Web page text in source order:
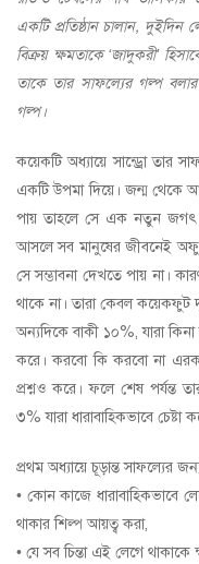
একটি প্রতিষ্ঠান চালান, দুইদিন
বিক্রয় ক্ষমতাকে ‘জাদুকরী’
তাকে তার সাফল্যের গল্প
গল্প।
কয়েকটি অধ্যায়ে সান্ড্রো তার
একটি উপমা দিয়ে। জন্ম থেকে
পায় তাহলে সে এক নতুন জগৎ
আসলে সব মানুষের জীবনেই
সে সম্ভাবনা দেখতে পায় না।
থাকে না। তারা কেবল কয়েকফুট
অন্যদিকে বাকী ১০%, যারা
করে। করবো কি করবো না
প্রশ্নও করে। ফলে শেষ পর্যন্ত
৩% যারা ধারাবাহিকভাবে
প্রথম অধ্যায়ে চূড়ান্ত সাফল্যের
• কোন কাজে ধারাবাহিকভাবে
থাকার শিল্প আয়ত্ব করা,
• যে সব চিন্তা এই লেগে থাকাকে